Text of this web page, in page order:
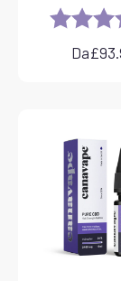
Rating:
Da£